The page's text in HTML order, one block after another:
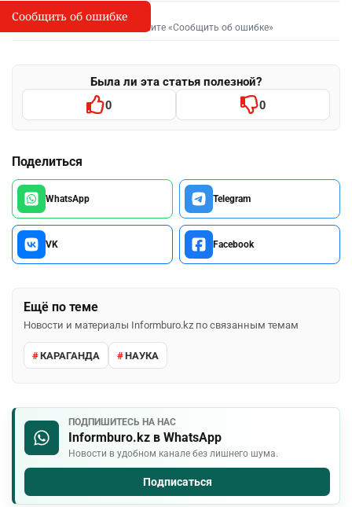
I
Сообщить об опечатке
Выделите фрагмент и нажмите «Сообщить об ошибке»
Была ли эта статья полезной?
0 0
Поделиться
WhatsApp Telegram
VK Facebook
Ещё по теме
Новости и материалы Informburo.kz по связанным темам
КАРАГАНДА НАУКА
ПОДПИШИТЕСЬ НА НАС
Informburo.kz в WhatsApp
Новости в удобном канале без лишнего шума.
Подписаться
Сообщить об ошибке